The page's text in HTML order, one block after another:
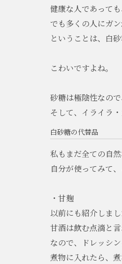
健康な人であって
でも多くの人にガ
ということは、白
こわいですよね。
砂糖は極陰性なの
そして、イライラ
白砂糖の代替品
私もまだ全ての自
自分が使ってみて
・甘麹
以前にも紹介しま
甘酒は飲む点滴と
なので、ドレッシ
煮物に入れたら、